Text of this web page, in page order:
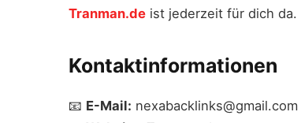
Tranman.de ist jederzeit für dich da.
Kontaktinformationen
📧 E-Mail: nexabacklinks@gmail.com